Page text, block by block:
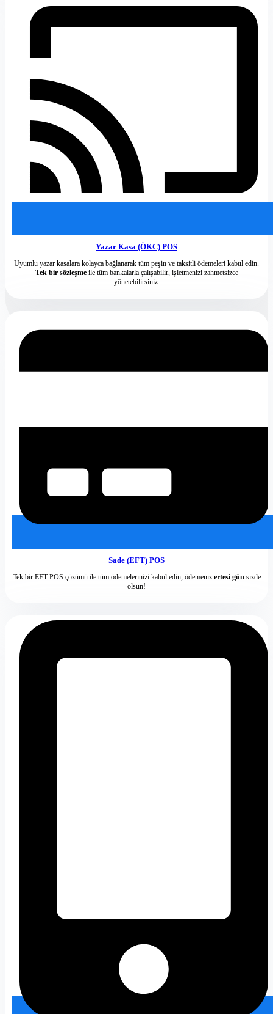
Yazar Kasa (ÖKC) POS
Uyumlu yazar kasalara kolayca bağlanarak tüm peşin ve taksitli ödemeleri kabul edin.
Tek bir sözleşmeile tüm bankalarla çalışabilir, işletmenizi zahmetsizce
yönetebilirsiniz.
Sade (EFT) POS
Tek bir EFT POS çözümü ile tüm ödemelerinizi kabul edin, ödemeniz ertesi gün sizde
olsun!